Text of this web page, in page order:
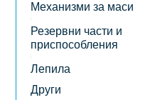
Механизми за маси
Резервни части и
приспособления
Лепила
Други